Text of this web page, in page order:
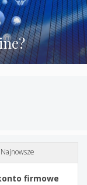
Najnowsze
firmowe